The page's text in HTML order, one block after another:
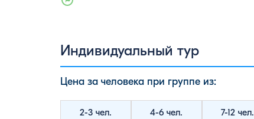
Индивидуальный тур
Цена за человека при группе из:
2-3 чел. 4-6 чел. 7-12 чел.